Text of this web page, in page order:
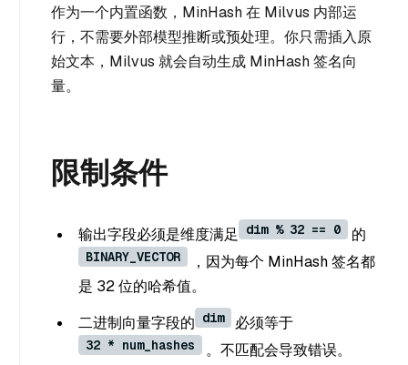
作为一个内置函数，MinHash 在 Milvus 内部运
行，不需要外部模型推断或预处理。你只需插入原
始文本，Milvus 就会自动生成 MinHash 签名向
量。
限制条件
输出字段必须是维度满足 dim % 32 == 0 的
BINARY_VECTOR
，因为每个 MinHash 签名都
是 32 位的哈希值。
二进制向量字段的 dim 必须等于
32 * num_hashes
。不匹配会导致错误。